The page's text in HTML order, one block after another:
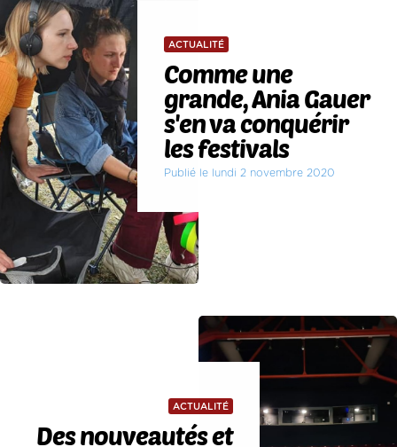
ACTUALITÉ
Comme une
grande, Ania Gauer
s'en va conquérir
les festivals
Publié le lundi 2 novembre 2020
ACTUALITÉ
Des nouveautés et